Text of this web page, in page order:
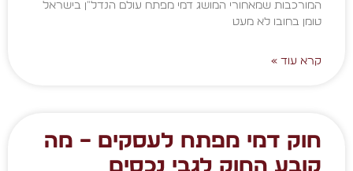
המורכבות שמאחורי המושג דמי מפתח עולם הנדל"ן בישראל
טומן בחובו לא מעט
קרא עוד »
חוק דמי מפתח לעסקים – מה
קובע החוק לגבי נכסים